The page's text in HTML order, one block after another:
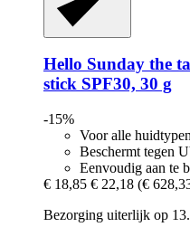
Hello Sunday the
stick SPF30, 30 g
-15%
Voor alle huidtypen
Beschermt tegen
Eenvoudig aan te
€ 18,85 € 22,18 (€
Bezorging uiterlijk op